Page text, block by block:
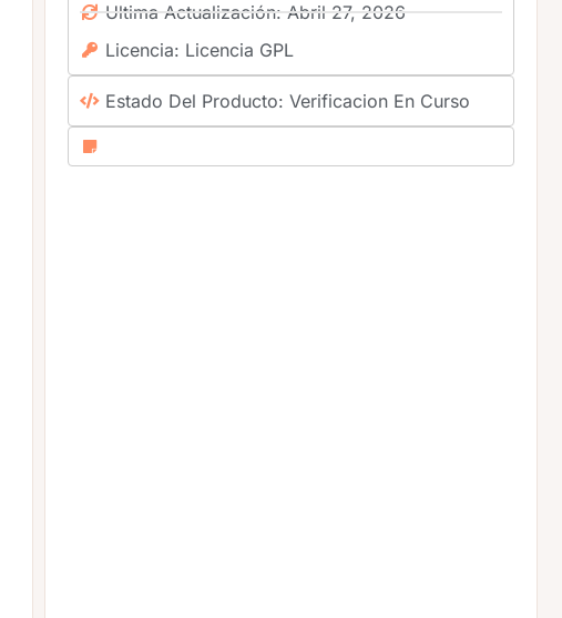
Ultima Actualización: Abril 27, 2026
Licencia: Licencia GPL
Estado Del Producto: Verificacion En Curso